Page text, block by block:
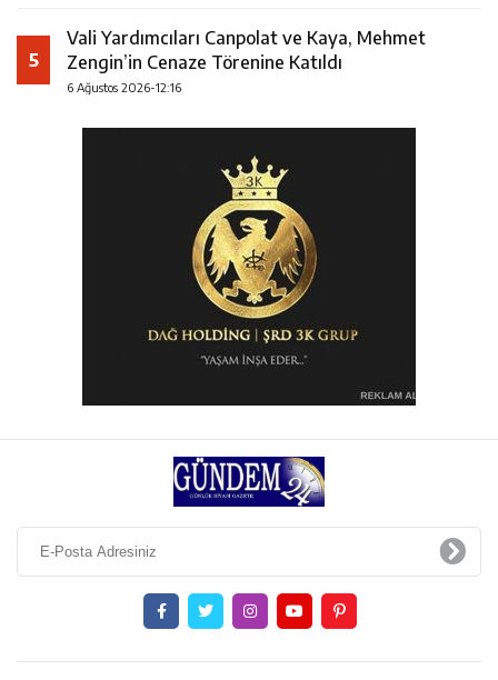
5
Vali Yardımcıları Canpolat ve Kaya, Mehmet
Zengin’in Cenaze Törenine Katıldı
6 Ağustos 2026-12:16